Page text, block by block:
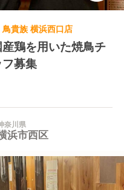
貴族 横浜西口店
鶏を用いた焼鳥チ
募集
奈川県
浜市西区